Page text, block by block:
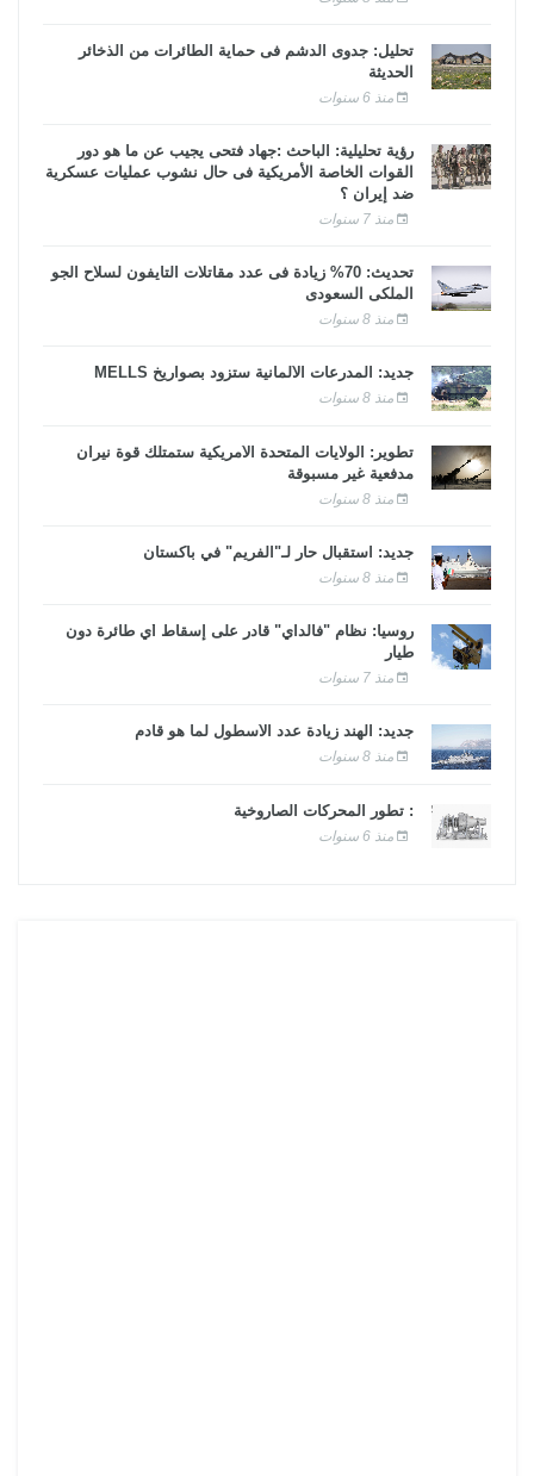
تحليل: جدوى الدشم فى حماية الطائرات من الذخائر
الحديثة
منذ 6 سنوات
رؤية تحليلية: الباحث :جهاد فتحى يجيب عن ما هو دور
القوات الخاصة الأمريكية فى حال نشوب عمليات عسكرية
ضد إيران ؟
منذ 7 سنوات
تحديث: 70% زيادة فى عدد مقاتلات التايفون لسلاح الجو
الملكى السعودى
منذ 8 سنوات
جديد: المدرعات الألمانية ستزود بصواريخ MELLS
منذ 8 سنوات
تطوير: الولايات المتحدة الأمريكية ستمتلك قوة نيران
مدفعية غير مسبوقة
منذ 8 سنوات
جديد: استقبال حار لـ"الفريم" في باكستان
منذ 8 سنوات
روسيا: نظام "فالداي" قادر على إسقاط أي طائرة دون
طيار
منذ 7 سنوات
جديد: الهند زيادة عدد الأسطول لما هو قادم
منذ 8 سنوات
: تطور المحركات الصاروخية
منذ 6 سنوات